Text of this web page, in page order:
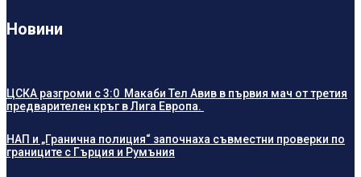
Новини
ЦСКА разгроми с 3:0 Макаби Тел Авив в първия мач от третия
предварителен кръг в Лига Европа.
НАП и „Гранична полиция“ започнаха съвместни проверки по
границите с Гърция и Румъния